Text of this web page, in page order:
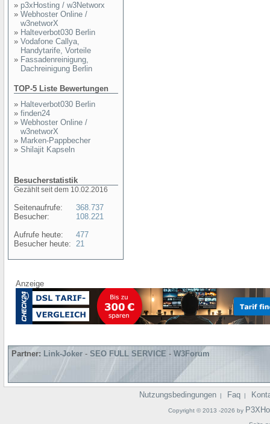
» p3xHosting / w3Networx
» Webhoster Online /
w3networX
» Halteverbot030 Berlin
» Vodafone Callya,
Handytarife, Vorteile
» Fassadenreinigung,
Dachreinigung Berlin
TOP-5 Liste Bewertungen
» Halteverbot030 Berlin
» finden24
» Webhoster Online /
w3networX
» Marken-Pappbecher
» Shilajit Kapseln
Besucherstatistik
Gezählt seit dem 10.02.2016
Seitenaufrufe:
Besucher:
Aufrufe heute:
Besucher heute:
368.737
108.221
477
21
Anzeige
Partner: Link-Joker - SEO FULL SERVICE - W3Forum
Nutzungsbedingungen | Faq |
Copyright © 2013 -2026 by